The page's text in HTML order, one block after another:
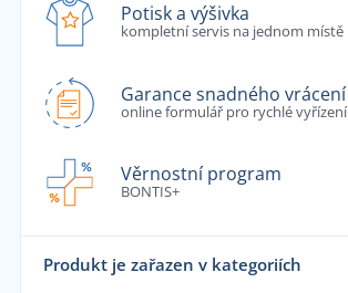
Potisk a výšivka
kompletní servis na jednom místě
Garance snadného vrácení
online formulář pro rychlé vyřízení
Věrnostní program
BONTIS+
Produkt je zařazen v kategoriích